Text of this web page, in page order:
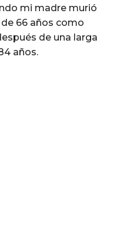
mi madre murió
66 años como
de una larga
años.